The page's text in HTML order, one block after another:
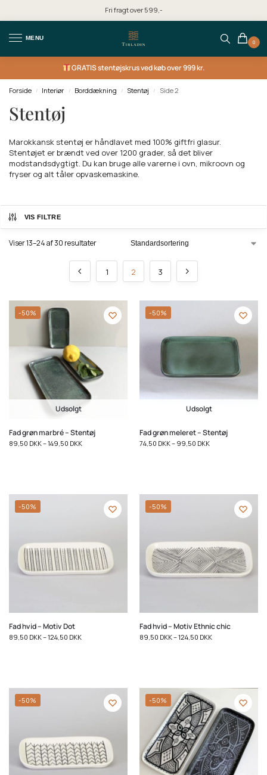
Fri fragt over 599,-
MENU
0
GRATISstentøjskrus ved køb over 999 kr.
Forside / Interiør / Borddækning / Stentøj / Side 2
Stentøj
Marokkansk stentøj er håndlavet med 100% giftfri glasur.
Stentøjet er brændt ved over 1200 grader, så det bliver
modstandsdygtigt. Du kan bruge alle varerne i ovn, mikroovn og
fryser og alt tåler opvaskemaskine.
VIS FILTRE
Viser 13–24 af 30 resultater
1 2 3
-50%
Udsolgt
Fad grøn marbré – Stentøj
89,50 DKK–149,50 DKK
-50%
Udsolgt
Fad grøn meleret – Stentøj
74,50 DKK– 99,50 DKK
-50%
Fad hvid – Motiv Dot
89,50 DKK–124,50 DKK
-50%
Fad hvid – Motiv Ethnic chic
89,50 DKK–124,50 DKK
-50% -50%